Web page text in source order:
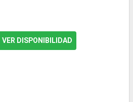
VER DISPONIBILIDAD